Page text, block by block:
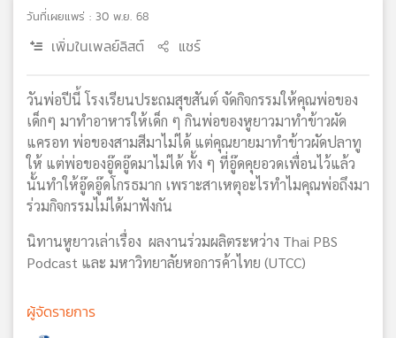
แผนที่
เครือ
ข่าย
วันที่เผยแพร่ : 30 พ.ย. 68
เพิ่มในเพลย์ลิสต์ แชร์
วันพ่อปีนี้ โรงเรียนประถมสุขสันต์ จัดกิจกรรมให้คุณพ่อของ
เด็กๆ มาทำอาหารให้เด็ก ๆ กินพ่อของหูยาวมาทำข้าวผัด
แครอท พ่อของสามสีมาไม่ได้ แต่คุณยายมาทำข้าวผัดปลาทู
ให้ แต่พ่อของอู๊ดอู๊ดมาไม่ได้ ทั้ง ๆ ที่อู๊ดคุยอวดเพื่อนไว้แล้ว
นั้นทำให้อู๊ดอู๊ดโกรธมาก เพราะสาเหตุอะไรทำไมคุณพ่อถึงมา
ร่วมกิจกรรมไม่ได้มาฟังกัน
นิทานหูยาวเล่าเรื่อง ผลงานร่วมผลิตระหว่าง Thai PBS
Podcast และ มหาวิทยาลัยหอการค้าไทย (UTCC)
ผู้จัดรายการ